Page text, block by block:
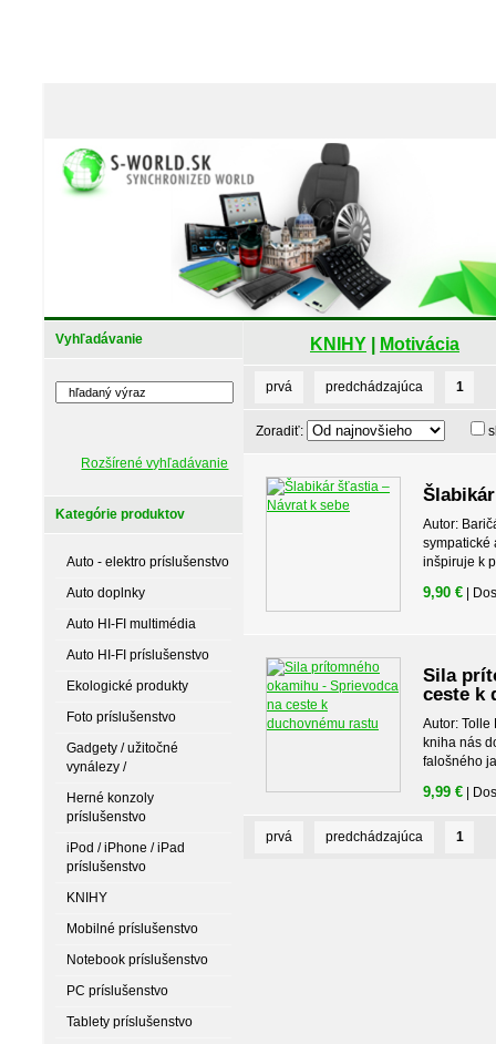
Vyhľadávanie
Rozšírené vyhľadávanie
Kategórie produktov
Auto - elektro príslušenstvo
Auto doplnky
Auto HI-FI multimédia
Auto HI-FI príslušenstvo
Ekologické produkty
Foto príslušenstvo
Gadgety / užitočné
vynálezy /
Herné konzoly
príslušenstvo
iPod / iPhone / iPad
príslušenstvo
KNIHY
Mobilné príslušenstvo
Notebook príslušenstvo
PC príslušenstvo
Tablety príslušenstvo
KNIHY Motivácia
prvá predchádzajúca 1
Zoradiť:
Autor:
sympatické
inšpiruje k
9,90 € |
Sila
ceste k
Autor: Tolle
kniha nás
falošného
9,99 € |
prvá predchádzajúca 1